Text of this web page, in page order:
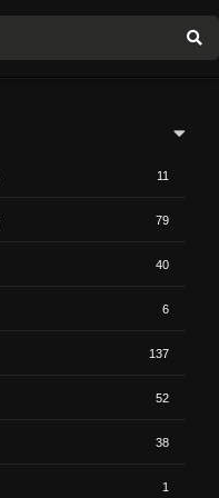
11
79
40
6
137
52
38
1